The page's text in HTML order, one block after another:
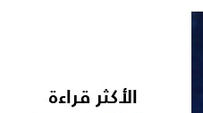
الأكثر قراءة